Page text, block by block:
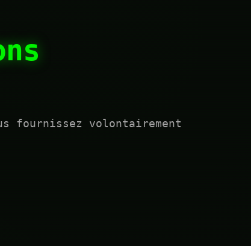
fournissez volontairement